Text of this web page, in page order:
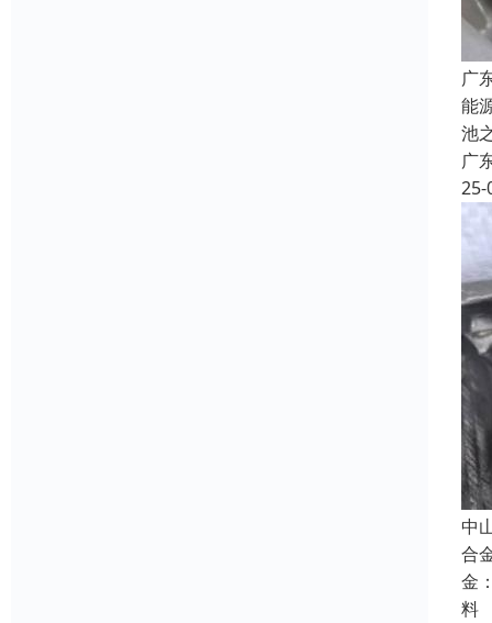
广
能
池
广
25-
中
合
金
料